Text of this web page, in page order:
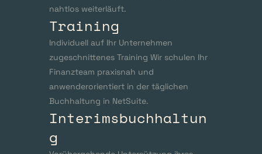
nahtlos weiterläuft.
Training
Individuell auf Ihr Unternehmen
zugeschnittenes Training Wir schulen Ihr
Finanzteam praxisnah und
anwenderorientiert in der täglichen
Buchhaltung in NetSuite.
Interimsbuchhaltun
g